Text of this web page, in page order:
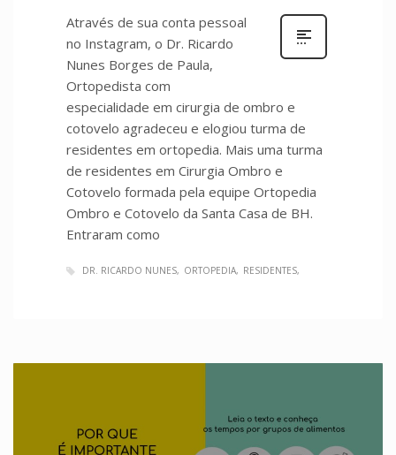
Através de sua conta pessoal
no Instagram, o Dr. Ricardo
Nunes Borges de Paula,
Ortopedista com
especialidade em cirurgia de ombro e
cotovelo agradeceu e elogiou turma de
residentes em ortopedia. Mais uma turma
de residentes em Cirurgia Ombro e
Cotovelo formada pela equipe Ortopedia
Ombro e Cotovelo da Santa Casa de BH.
Entraram como
DR. RICARDO NUNES ORTOPEDIA RESIDENTES